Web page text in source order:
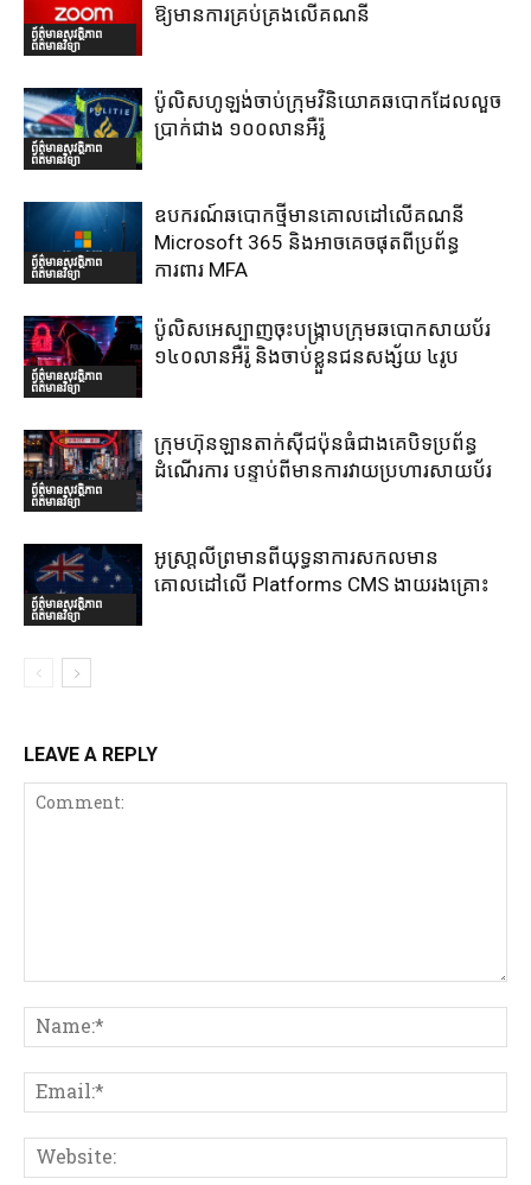
ព័ត៌មានសុវត្ថិភាព
ព័ត៌មានវិទ្យា
ឱ្យមានការគ្រប់គ្រងលើគណនី
ព័ត៌មានសុវត្ថិភាព
ព័ត៌មានវិទ្យា
ប៉ូលិសហូឡង់ចាប់ក្រុមវិនិយោគឆបោកដែលលួច
ប្រាក់ជាង ១០០លានអឺរ៉ូ
ព័ត៌មានសុវត្ថិភាព
ព័ត៌មានវិទ្យា
ឧបករណ៍ឆបោកថ្មីមានគោលដៅលើគណនី
Microsoft 365 និងអាចគេចផុតពីប្រព័ន្ធ
ការពារ MFA
ព័ត៌មានសុវត្ថិភាព
ព័ត៌មានវិទ្យា
ប៉ូលិសអេស្បាញចុះបង្រ្កាបក្រុមឆបោកសាយប័រ
១៤០លានអឺរ៉ូ និងចាប់ខ្លួនជនសង្ស័យ ៤រូប
ព័ត៌មានសុវត្ថិភាព
ព័ត៌មានវិទ្យា
ក្រុមហ៊ុនឡានតាក់ស៊ីជប៉ុនធំជាងគេបិទប្រព័ន្ធ
ដំណើរការ បន្ទាប់ពីមានការវាយប្រហារសាយប័រ
ព័ត៌មានសុវត្ថិភាព
ព័ត៌មានវិទ្យា
អូស្រា្តលីព្រមានពីយុទ្ធនាការសកលមាន
គោលដៅលើ Platforms CMS ងាយរងគ្រោះ
LEAVE A REPLY